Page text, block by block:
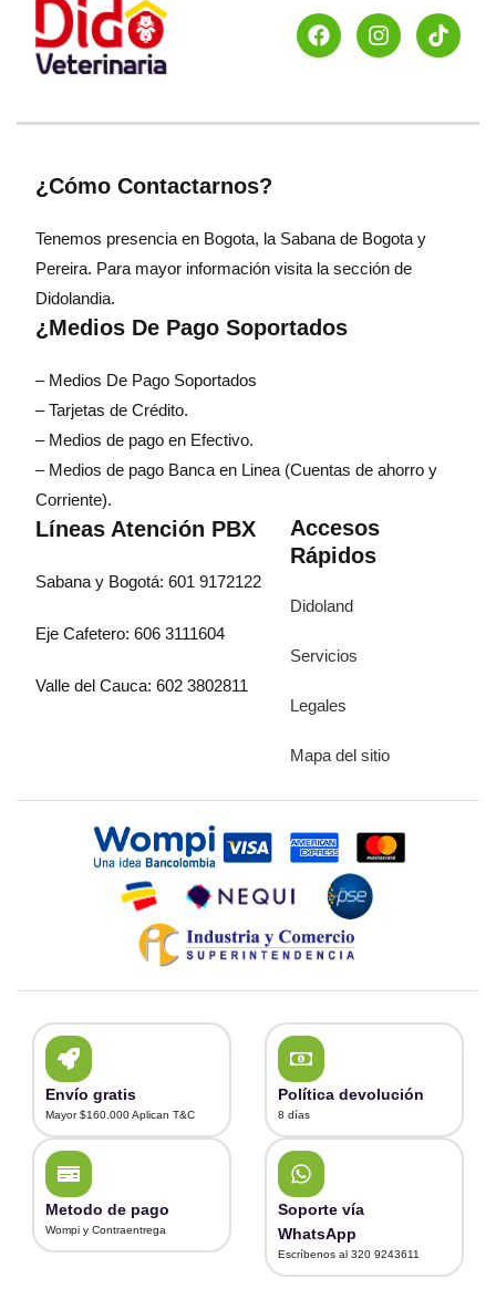
¿Cómo Contactarnos?
Tenemos presencia en Bogota, la Sabana de Bogota y
Pereira. Para mayor información visita la sección de
Didolandia.
¿Medios De Pago Soportados
– Medios De Pago Soportados
– Tarjetas de Crédito.
– Medios de pago en Efectivo.
– Medios de pago Banca en Linea (Cuentas de ahorro y
Corriente).
Líneas Atención PBX
Sabana y Bogotá: 601 9172122
Eje Cafetero: 606 3111604
Valle del Cauca: 602 3802811
Accesos
Rápidos
Didoland
Servicios
Legales
Mapa del sitio
Envío gratis
Mayor $160.000 Aplican T&C
Política devolución
8 días
Metodo de pago
Wompi y Contraentrega
Soporte vía
WhatsApp
Escríbenos al 320 9243611